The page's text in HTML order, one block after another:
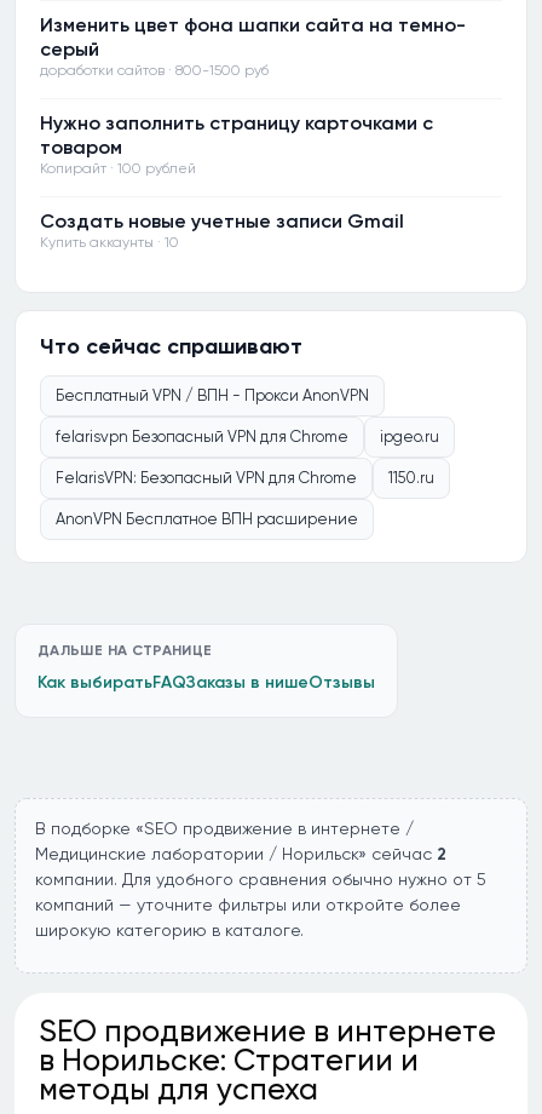
Изменить цвет фона шапки сайта на темно-
серый
доработки сайтов · 800-1500 руб
Нужно заполнить страницу карточками с
товаром
Копирайт · 100 рублей
Создать новые учетные записи Gmail
Купить аккаунты · 10
Что сейчас спрашивают
Бесплатный VPN / ВПН - Прокси AnonVPN
felarisvpn Безопасный VPN для Chrome ipgeo.ru
FelarisVPN: Безопасный VPN для Chrome 1150.ru
AnonVPN Бесплатное ВПН расширение
ДАЛЬШЕ НА СТРАНИЦЕ
Как выбиратьFAQЗаказы в нишеОтзывы
В подборке «SEO продвижение в интернете /
Медицинские лаборатории / Норильск» сейчас 2
компании. Для удобного сравнения обычно нужно от 5
компаний — уточните фильтры или откройте более
широкую категорию в каталоге.
SEO продвижение в интернете
в Норильске: Стратегии и
методы для успеха